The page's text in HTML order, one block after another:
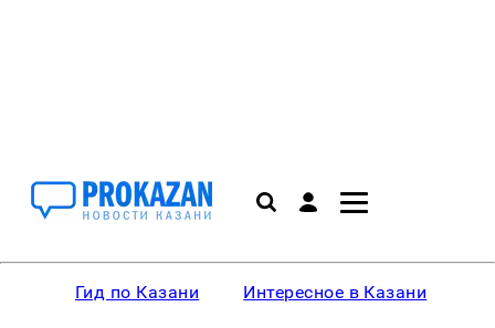
Гид по Казани Интересное в Казани